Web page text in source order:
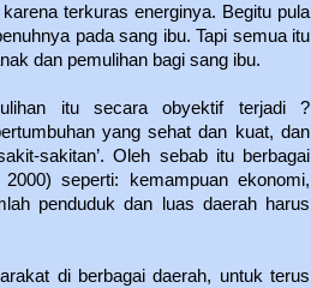
terkuras energinya. Begitu pula
pada sang ibu. Tapi semua itu
dan pemulihan bagi sang ibu.
itu secara obyektif terjadi ?
yang sehat dan kuat, dan
sakitan’. Oleh sebab itu berbagai
seperti: kemampuan ekonomi,
penduduk dan luas daerah harus
di berbagai daerah, untuk terus